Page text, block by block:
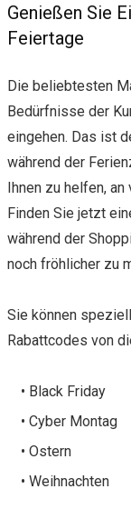
Genießen Sie
Feiertage
Die beliebtesten
Bedürfnisse der
eingehen. Das ist
während der
Ihnen zu helfen,
Finden Sie jetzt
während der
noch fröhlicher zu
Sie können
Rabattcodes von
• Black Friday
• Cyber Montag
• Ostern
• Weihnachten